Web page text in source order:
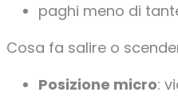
paghi meno di
Cosa fa salire o
Posizione micro: